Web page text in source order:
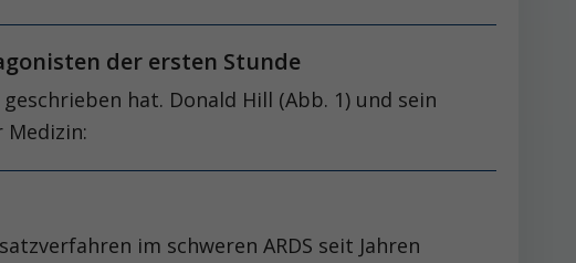
der ersten Stunde
hat. Donald Hill (Abb. 1) und sein
im schweren ARDS seit Jahren